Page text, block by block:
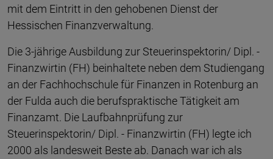
mit dem Eintritt in den gehobenen Dienst der
Hessischen Finanzverwaltung.
Die 3-jährige Ausbildung zur Steuerinspektorin/ Dipl. -
Finanzwirtin (FH) beinhaltete neben dem Studiengang
an der Fachhochschule für Finanzen in Rotenburg an
der Fulda auch die berufspraktische Tätigkeit am
Finanzamt. Die Laufbahnprüfung zur
Steuerinspektorin/ Dipl. - Finanzwirtin (FH) legte ich
2000 als landesweit Beste ab. Danach war ich als